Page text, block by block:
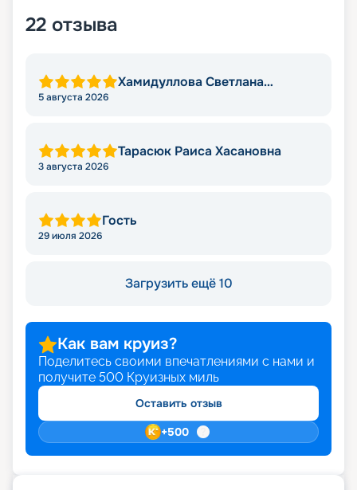
22 отзыва
Хамидуллова Светлана
5 августа 2026
Тарасюк Раиса Хасановна
3 августа 2026
Гость
29 июля 2026
Загрузить ещё 10
Как вам круиз?
Поделитесь своими впечатлениями с нами и
получите 500 Круизных миль
Оставить отзыв
+500